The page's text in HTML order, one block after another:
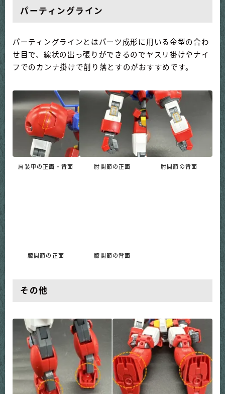
パーティングライン
パーティングラインとはパーツ成形に用いる金型の合わ
せ目で、線状の出っ張りができるのでヤスリ掛けやナイ
フでのカンナ掛けで削り落とすのがおすすめです。
肩装甲の正面・背面 肘関節の正面 肘関節の背面
膝関節の正面 膝関節の背面
その他